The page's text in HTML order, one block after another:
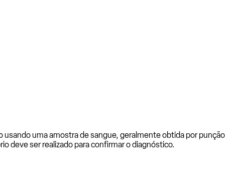
uma amostra de sangue, geralmente obtida por punção
deve ser realizado para confirmar o diagnóstico.